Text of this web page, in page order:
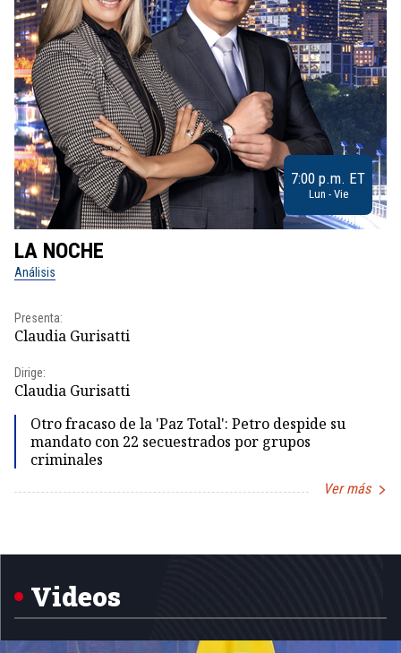
7:00 p.m. ET
Lun - Vie
LA NOCHE
Análisis
Presenta:
Claudia Gurisatti
Dirige:
Claudia Gurisatti
Otro fracaso de la 'Paz Total': Petro despide su
mandato con 22 secuestrados por grupos
criminales
Ver más
5
Videos